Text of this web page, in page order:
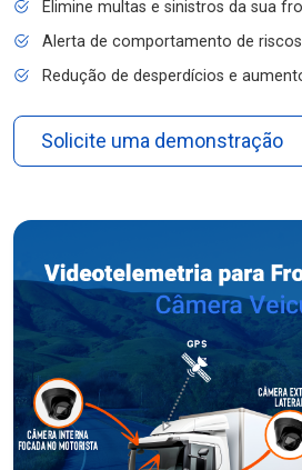
Elimine multas e sinistros da sua
Alerta de comportamento de riscos
Redução de desperdícios e
Solicite uma demonstração